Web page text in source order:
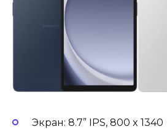
Экран: 8.7” IPS, 800 x 1340